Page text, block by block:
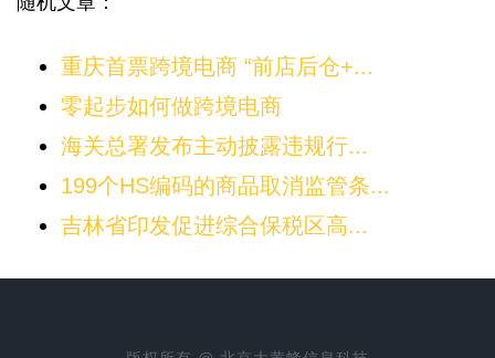
重庆首票跨境电商 “前店后仓+...
零起步如何做跨境电商
海关总署发布主动披露违规行...
199个HS编码的商品取消监管条...
吉林省印发促进综合保税区高...